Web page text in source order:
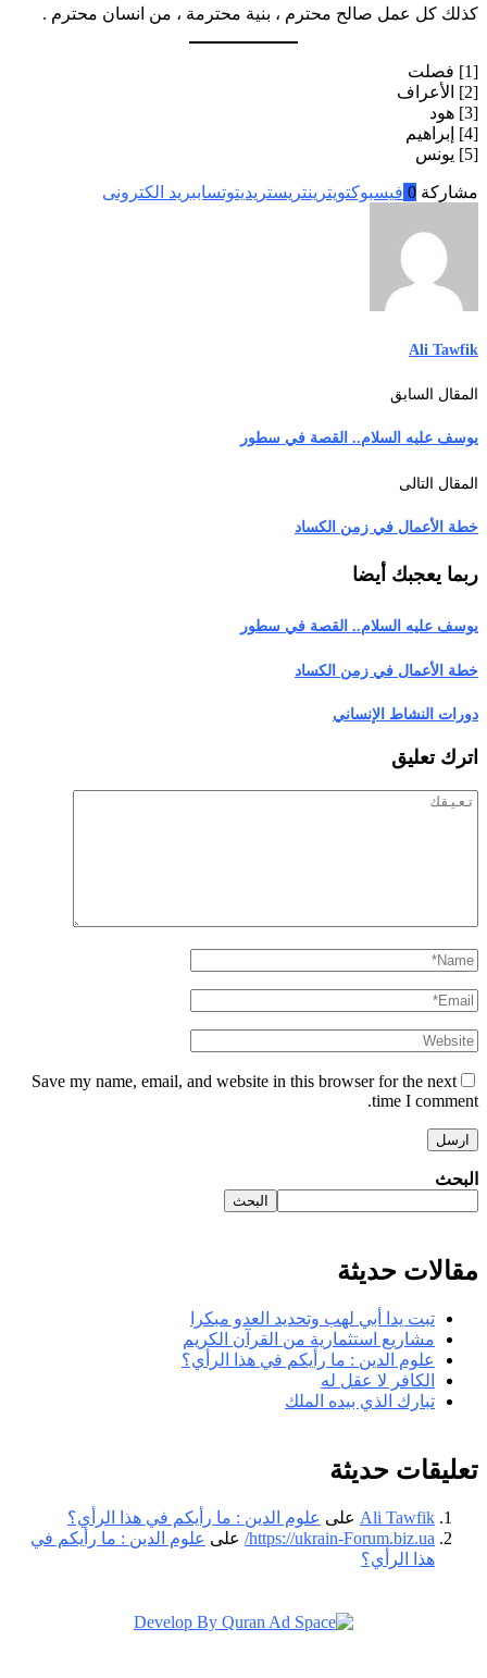
كذلك كل عمل صالح محترم ، بنية محترمة ، من انسان محترم .
[1] فصلت
[2] الأعراف
[3] هود
[4] إبراهيم
[5] يونس
مشاركة 0 فيسبوكتويتر ينتريستريديتوتساببريد الكترونى
Ali Tawfik
المقال السابق
يوسف عليه السلام.. القصة في سطور
المقال التالى
خطة الأعمال في زمن الكساد
ربما يعجبك أيضا
يوسف عليه السلام.. القصة في سطور
خطة الأعمال في زمن الكساد
دورات النشاط الإنساني
اترك تعليق
Save my name, email, and website in this browser for the next
time I comment.
البحث
البحث
مقالات حديثة
تبت يدا أبي لهب وتحديد العدو مبكرا
مشاريع استثمارية من القرآن الكريم
علوم الدين : ما رأيكم في هذا الرأي؟
الكافر لا عقل له
تبارك الذي بيده الملك
تعليقات حديثة
Ali Tawfik على علوم الدين : ما رأيكم في هذا الرأي؟
https://ukrain-Forum.biz.ua/ على علوم الدين : ما رأيكم في
هذا الرأي؟